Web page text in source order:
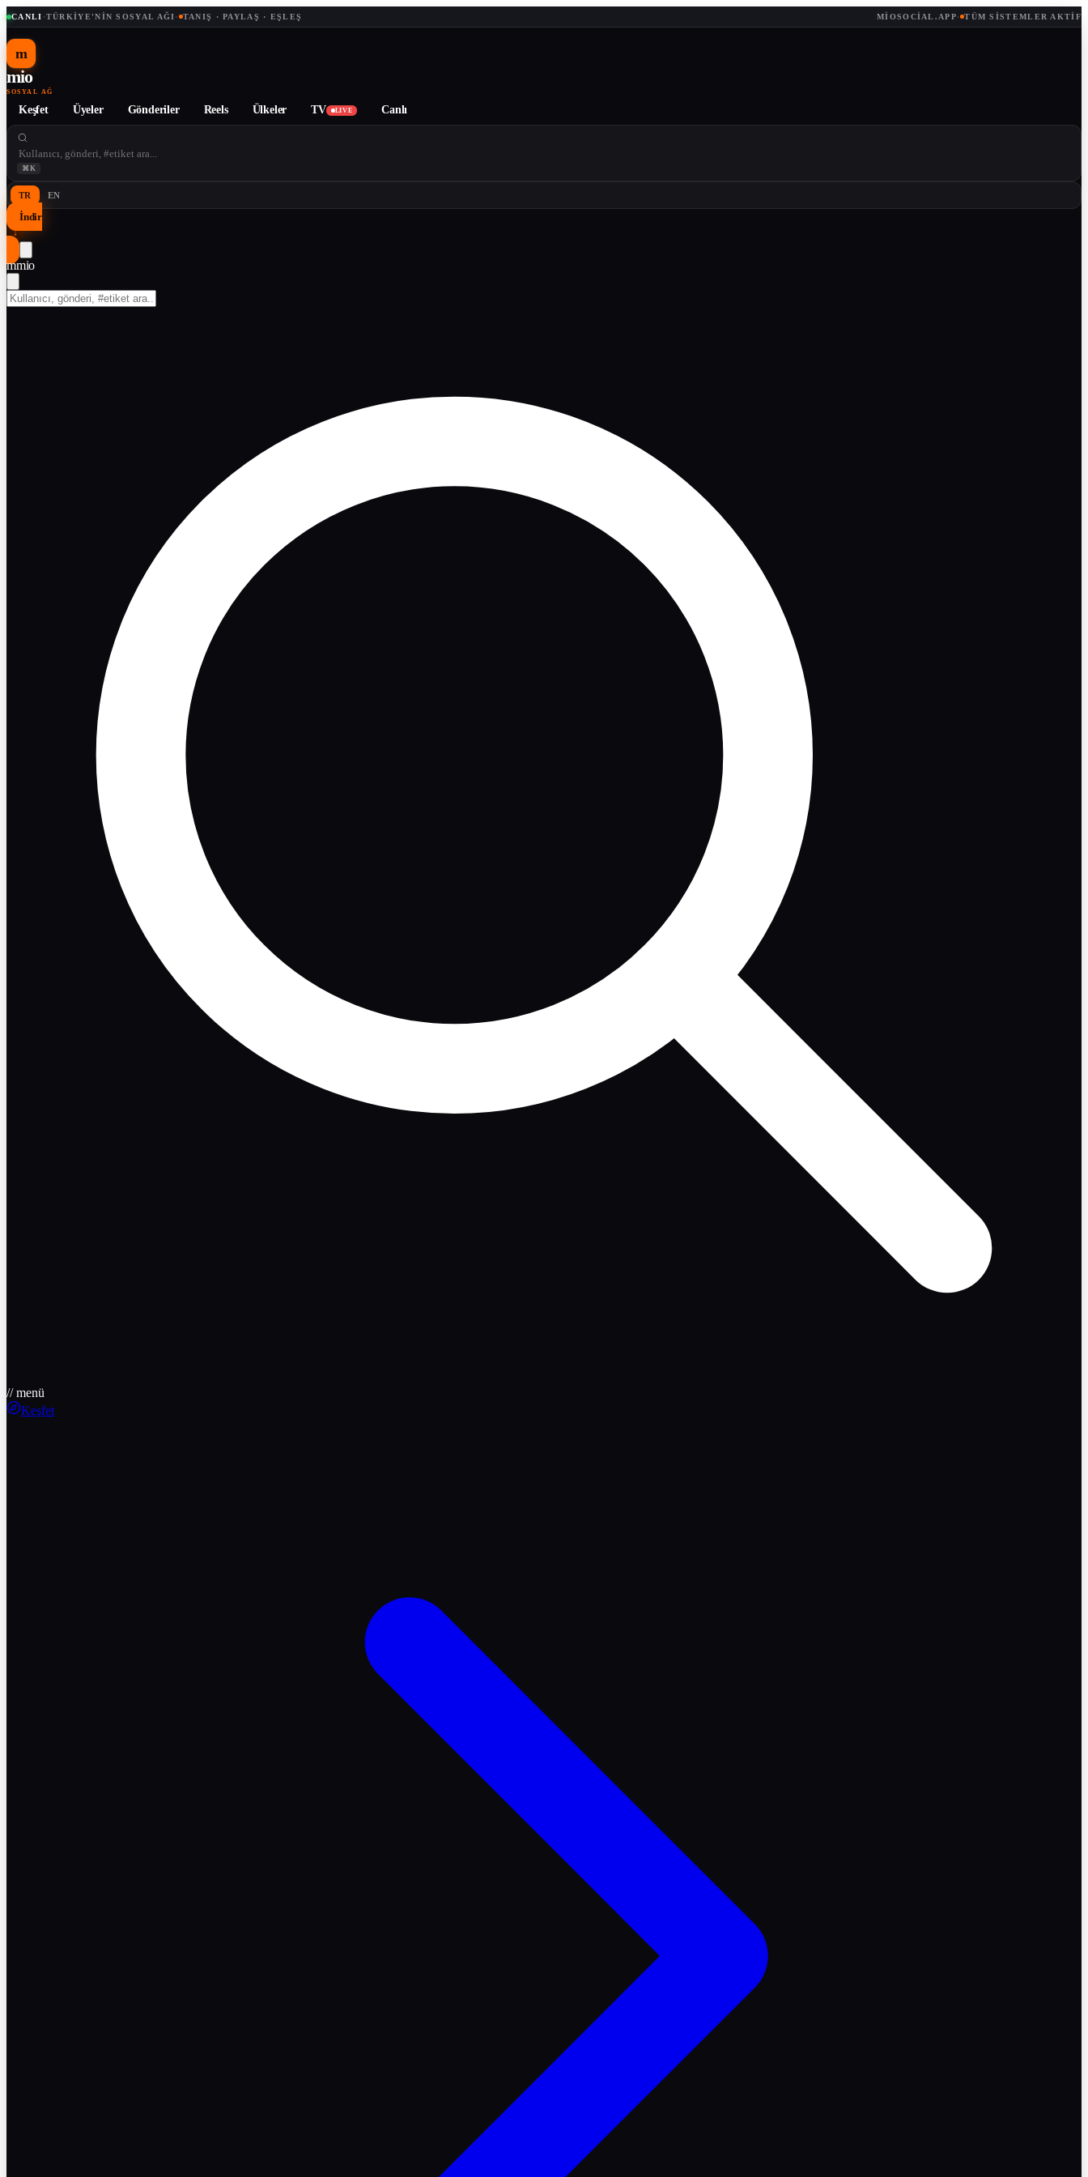
CANLI ·TÜRKIYE'NIN SOSYAL AĞI· TANIŞ · PAYLAŞ · EŞLEŞ MIOSOCIAL.APP· TÜM SISTEMLER AKTIF
m
mio
SOSYAL AĞ
Keşfet Üyeler Gönderiler Reels Ülkeler TV LIVE Canlı
⌘K
TR EN
İndir
↓
mmio
// menü
Keşfet